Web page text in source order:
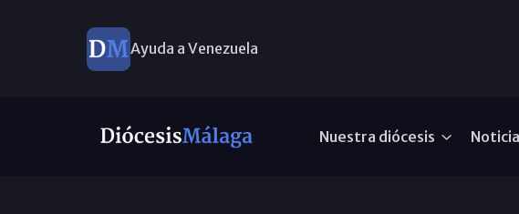
Ayuda a Venezuela
Nuestra diócesis